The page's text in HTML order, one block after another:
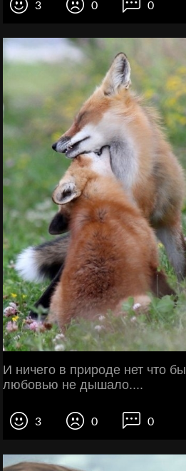
3 0 0
И ничего в природе нет что бы
любовью не дышало....
3 0 0